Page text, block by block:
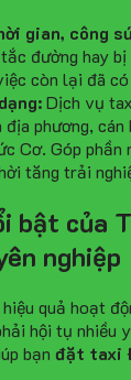
gian, công
đường hay
còn lại đã
Dịch vụ
địa phương,
Cơ. Góp
tăng trải
bật của
nghiệp
hiệu quả hoạt
hội tụ nhiều
bạn đặt taxi